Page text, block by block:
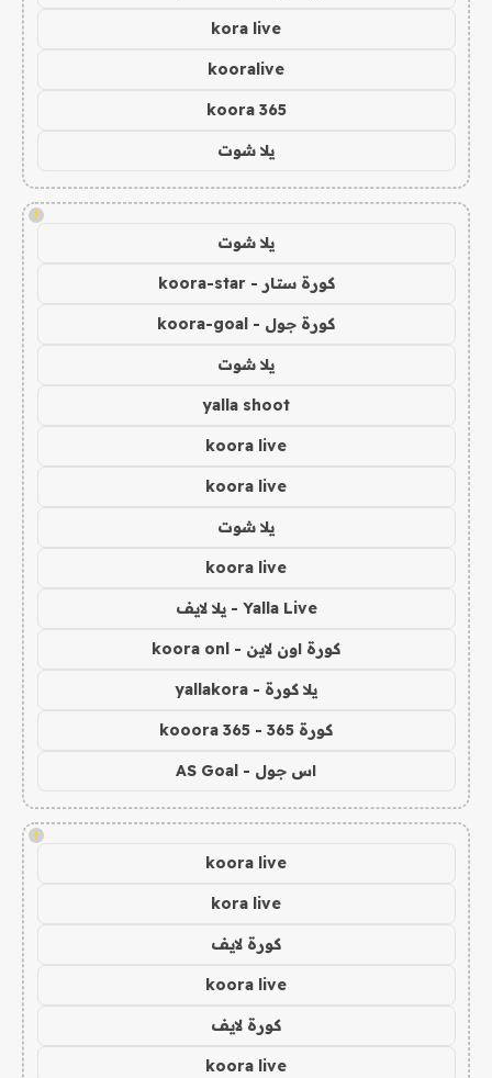
kora live
kooralive
koora 365
يلا شوت
!
يلا شوت
كورة ستار - koora-star
كورة جول - koora-goal
يلا شوت
yalla shoot
koora live
koora live
يلا شوت
koora live
Yalla Live - يلا لايف
كورة اون لاين - koora onl
يلا كورة - yallakora
كورة 365 - kooora 365
اس جول - AS Goal
!
koora live
kora live
كورة لايف
koora live
كورة لايف
koora live